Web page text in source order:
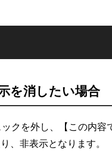
を消したい場合
クを外し、【この内容
、非表示となります。